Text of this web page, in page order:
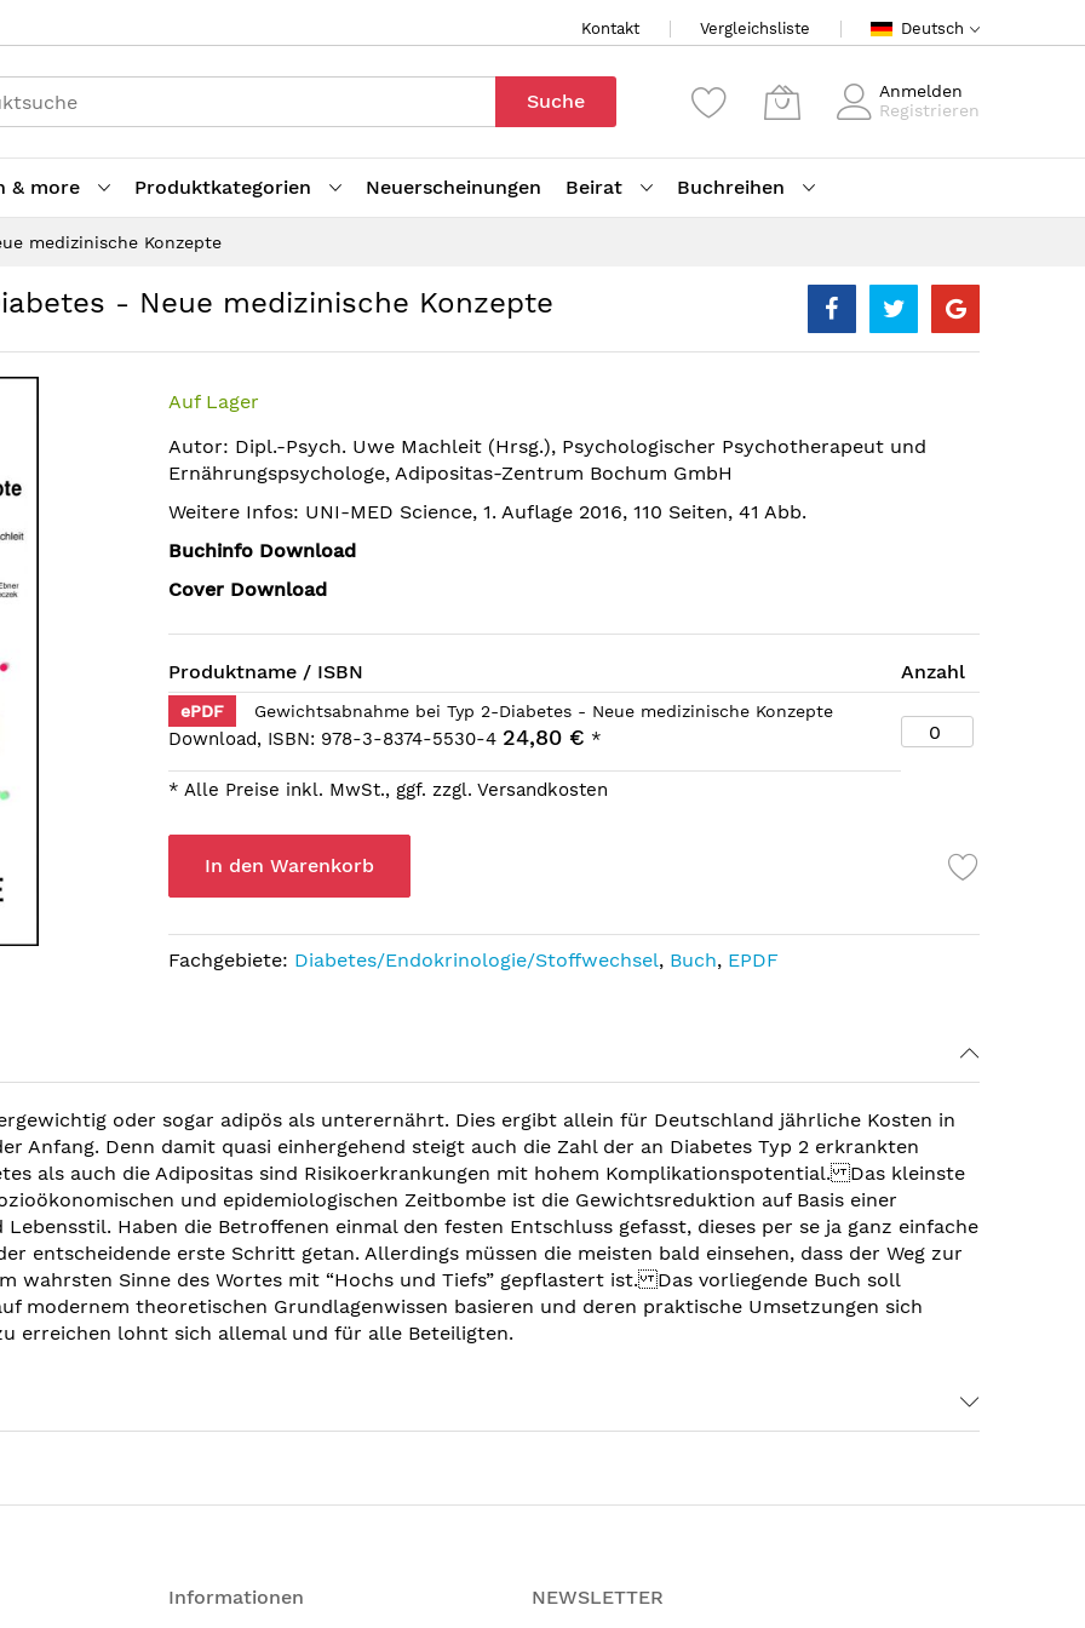
Kontakt Vergleichsliste Deutsch
Suche
Anmelden
Registrieren
& more Produktkategorien Neuerscheinungen Beirat Buchreihen
medizinische Konzepte
- Neue medizinische Konzepte
Auf Lager
Autor: Dipl.-Psych. Uwe Machleit (Hrsg.), Psychologischer Psychotherapeut und
Ernährungspsychologe, Adipositas-Zentrum Bochum GmbH
Weitere Infos: UNI-MED Science, 1. Auflage 2016, 110 Seiten, 41 Abb.
Buchinfo Download
Cover Download
Produktname / ISBN Anzahl
ePDF Gewichtsabnahme bei Typ 2-Diabetes - Neue medizinische Konzepte
Download, ISBN: 978-3-8374-5530-4 24,80 € *
* Alle Preise inkl. MwSt., ggf. zzgl. Versandkosten
In den Warenkorb
Fachgebiete: Diabetes/Endokrinologie/Stoffwechsel, Buch, EPDF
oder sogar adipös als unterernährt. Dies ergibt allein für Deutschland jährliche Kosten in
Anfang. Denn damit quasi einhergehend steigt auch die Zahl der an Diabetes Typ 2 erkrankten
als auch die Adipositas sind Risikoerkrankungen mit hohem Komplikationspotential. Das kleinste
und epidemiologischen Zeitbombe ist die Gewichtsreduktion auf Basis einer
Haben die Betroffenen einmal den festen Entschluss gefasst, dieses per se ja ganz einfache
entscheidende erste Schritt getan. Allerdings müssen die meisten bald einsehen, dass der Weg zur
wahrsten Sinne des Wortes mit “Hochs und Tiefs” gepflastert ist. Das vorliegende Buch soll
modernem theoretischen Grundlagenwissen basieren und deren praktische Umsetzungen sich
erreichen lohnt sich allemal und für alle Beteiligten.
Informationen NEWSLETTER